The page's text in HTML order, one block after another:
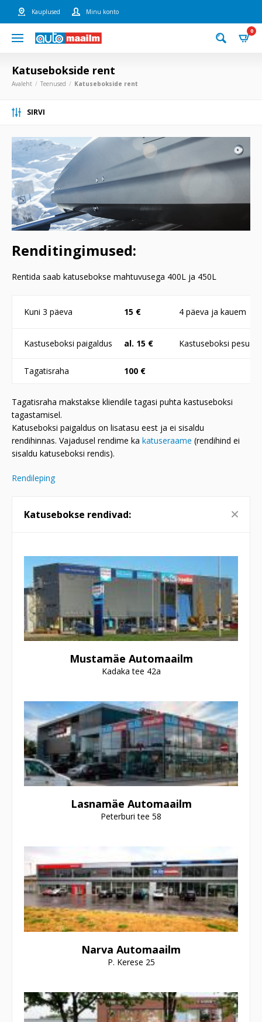
Kauplused Minu konto
0
Katusebokside rent
Avaleht Teenused Katusebokside rent
SIRVI
Renditingimused:
Rentida saab katusebokse mahtuvusega 400L ja 450L
Kuni 3 päeva 15 € 4 päeva ja kauem
Kastuseboksi paigaldus al. 15 € Kastuseboksi pesu
Tagatisraha 100 €
Tagatisraha makstakse kliendile tagasi puhta kastuseboksi
tagastamisel.
Katuseboksi paigaldus on lisatasu eest ja ei sisaldu
rendihinnas. Vajadusel rendime ka katuseraame (rendihind ei
sisaldu katuseboksi rendis).
Rendileping
Katusebokse rendivad:
Mustamäe Automaailm
Kadaka tee 42a
Lasnamäe Automaailm
Peterburi tee 58
Narva Automaailm
P. Kerese 25